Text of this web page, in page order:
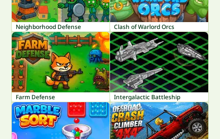
Neighborhood Defense Clash of Warlord Orcs
Farm Defense Intergalactic Battleship